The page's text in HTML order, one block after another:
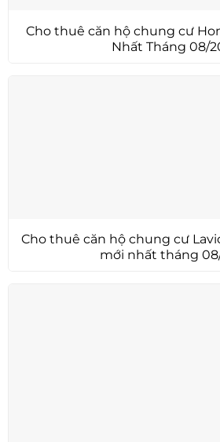
Cho thuê căn hộ chung cư
Nhất Tháng 08/
Cho thuê căn hộ chung cư
mới nhất tháng